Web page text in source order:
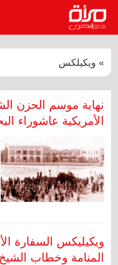
» ويكيلكس
نهاية موسم الحزن
الأمريكية عاشوراء
ويكيليكس السفارة